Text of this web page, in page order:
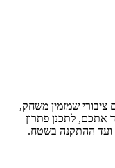
שמזמין משחק,
אתכם, לתכנן פתרון
ועד ההתקנה בשטח.